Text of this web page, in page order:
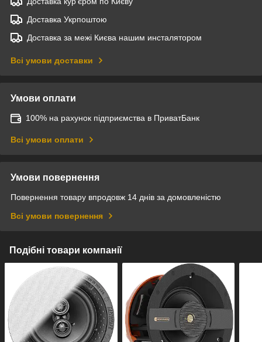
Доставка Укрпоштою
Доставка за межі Києва нашим инсталятором
Всі умови доставки
Умови оплати
100% на рахунок підприємства в ПриватБанк
Всі умови оплати
Умови повернення
Повернення товару впродовж 14 днів за домовленістю
Всі умови повернення
Подібні товари компанії